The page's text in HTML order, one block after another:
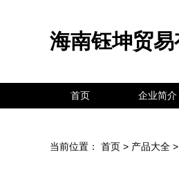
海南钰坤贸易
首页 企业简介
当前位置： 首页 > 产品大全 >